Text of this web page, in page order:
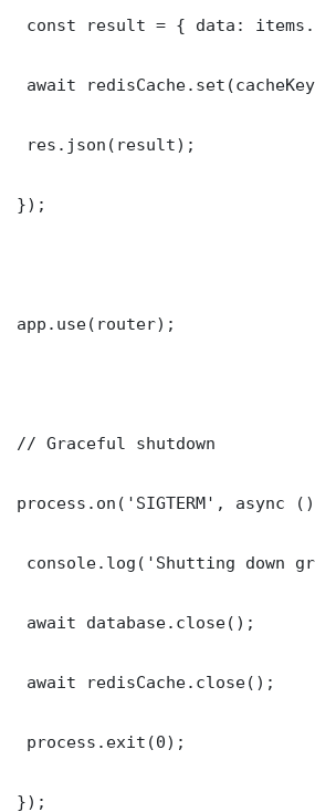
const result = { data:
await
res.json(result);
});
app.use(router);
// Graceful shutdown
process.on('SIGTERM', async
console.log('Shutting down
await database.close();
await redisCache.close();
process.exit(0);
});